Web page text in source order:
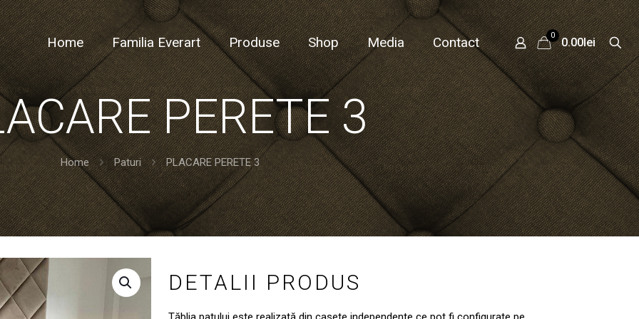
Home Familia Everart Produse Shop Media Contact 0
0.00lei
PERETE 3
Home Paturi PLACARE PERETE 3
DETALII PRODUS